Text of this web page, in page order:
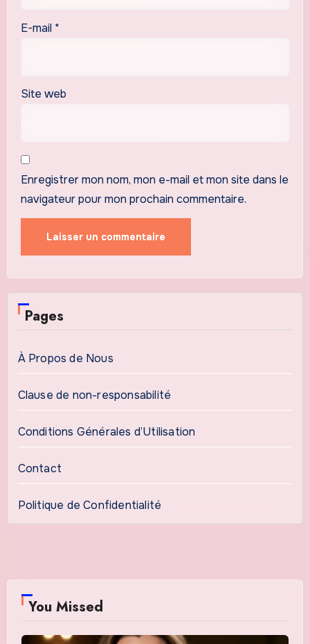
E-mail *
Site web
Enregistrer mon nom, mon e-mail et mon site dans le
navigateur pour mon prochain commentaire.
Pages
À Propos de Nous
Clause de non-responsabilité
Conditions Générales d’Utilisation
Contact
Politique de Confidentialité
You Missed